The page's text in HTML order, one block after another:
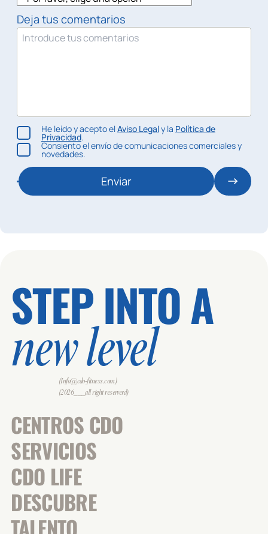
Deja tus comentarios
He leído y acepto elAviso Legaly la Política de
Privacidad.
Consiento el envío de comunicaciones comerciales y
novedades.
Enviar
STEP INTO A
new level
(Info@cdo-fitness.com)
(2026___all right reserverd)
CENTROS CDO
SERVICIOS
CDO LIFE
DESCUBRE